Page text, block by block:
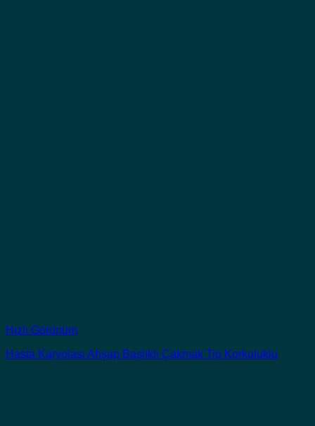
Hızlı Görünüm
Hasta Karyolası Ahşap Başlıklı Çakmak Tip Korkuluklu